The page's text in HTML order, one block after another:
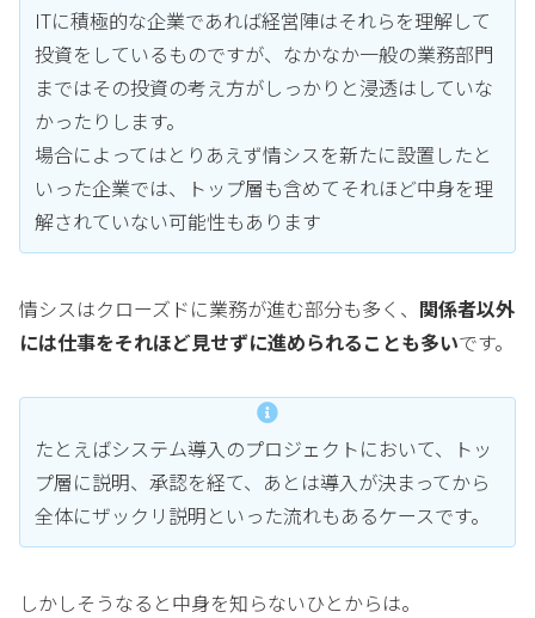
ITに積極的な企業であれば経営陣はそれらを理解して
投資をしているものですが、なかなか一般の業務部門
まではその投資の考え方がしっかりと浸透はしていな
かったりします。
場合によってはとりあえず情シスを新たに設置したと
いった企業では、トップ層も含めてそれほど中身を理
解されていない可能性もあります
情シスはクローズドに業務が進む部分も多く、 関係者以外
には仕事をそれほど見せずに進められることも多いです。
たとえばシステム導入のプロジェクトにおいて、トッ
プ層に説明、承認を経て、あとは導入が決まってから
全体にザックリ説明といった流れもあるケースです。
しかしそうなると中身を知らないひとからは。